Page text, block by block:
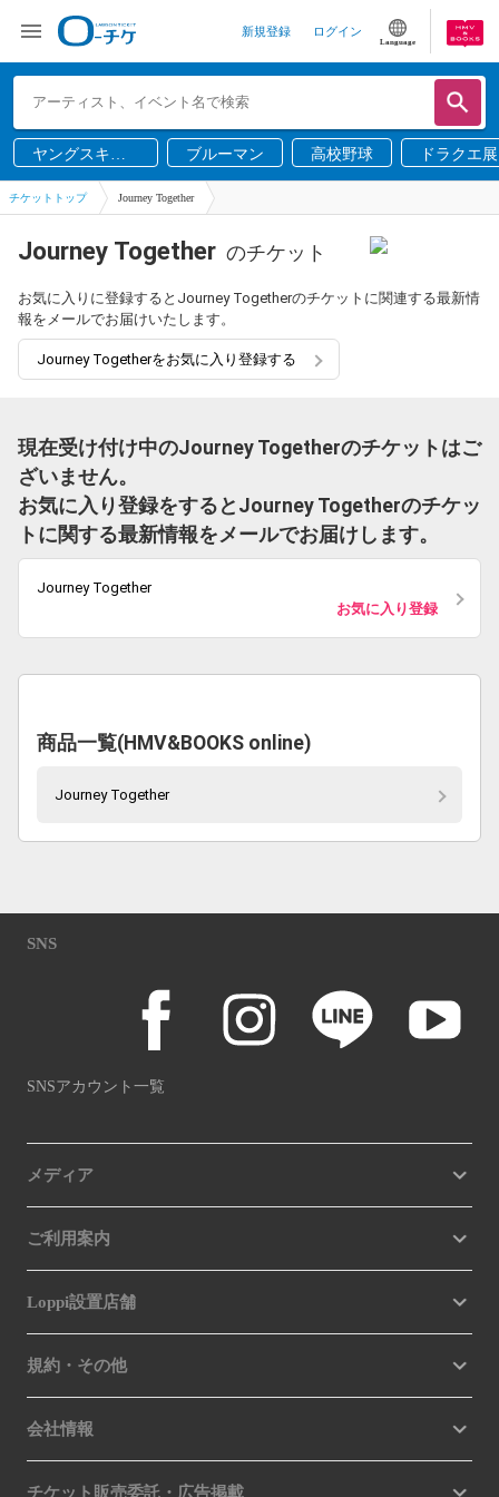
新規登録 ログイン
Language
ヤングスキニ
ー
ブルーマン 高校野球 ドラクエ展
チケットトップ Journey Together
Journey Together のチケット
お気に入りに登録するとJourney Togetherのチケットに関連する最新情
報をメールでお届けいたします。
Journey Togetherをお気に入り登録する
現在受け付け中のJourney Togetherのチケットはご
ざいません。
お気に入り登録をするとJourney Togetherのチケッ
トに関する最新情報をメールでお届けします。
Journey Together
お気に入り登録
商品一覧(HMV&BOOKS online)
Journey Together
SNS
SNSアカウント一覧
メディア
ご利用案内
Loppi設置店舗
規約・その他
会社情報
チケット販売委託・広告掲載